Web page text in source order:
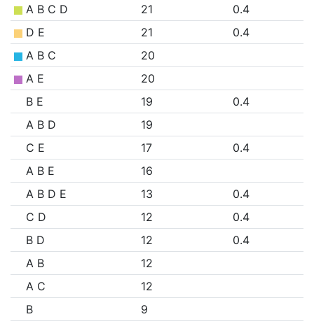
A B C D
21
0.4
D E
21
0.4
A B C
20
A E
20
B E
19
0.4
A B D
19
C E
17
0.4
A B E
16
A B D E
13
0.4
C D
12
0.4
B D
12
0.4
A B
12
A C
12
B
9